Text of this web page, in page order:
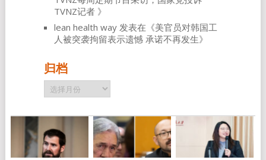
TVNZ记者 》
lean health way发表在《美官员对韩国工
人被突袭拘留表示遗憾 承诺不再发生》
归档
归
档